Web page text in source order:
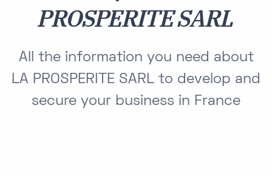
PROSPERITE SARL
All the information you need about
LA PROSPERITE SARL to develop and
secure your business in France